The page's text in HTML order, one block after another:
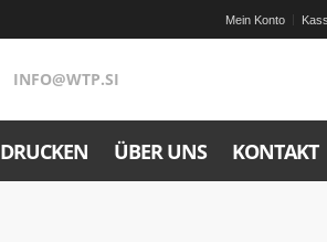
Mein Konto
INFO@WTP.SI
DRUCKEN ÜBER UNS KONTAKT